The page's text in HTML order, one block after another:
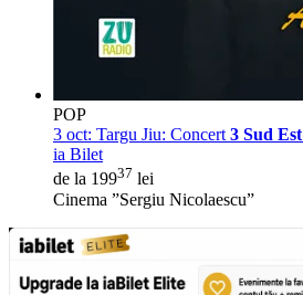
POP
3 oct: Targu Jiu: Concert 3 Sud Est
ia Bilet
de la 19937 lei
Cinema ”Sergiu Nicolaescu”